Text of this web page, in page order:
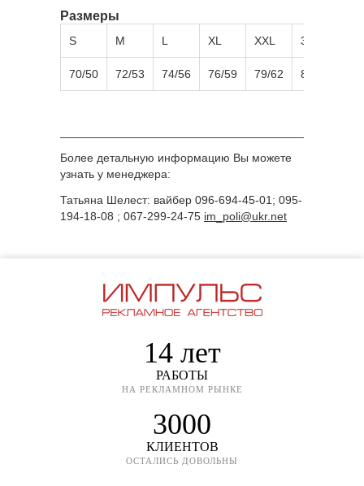
Размеры
S M L XL XXL 3XL
70/50 72/53 74/56 76/59 79/62 82/65
Более детальную информацию Вы можете
узнать у менеджера:
Татьяна Шелест: вайбер 096-694-45-01; 095-
194-18-08 ; 067-299-24-75 im_poli@ukr.net
14 лет
РАБОТЫ
НА РЕКЛАМНОМ РЫНКЕ
3000
КЛИЕНТОВ
ОСТАЛИСЬ ДОВОЛЬНЫ